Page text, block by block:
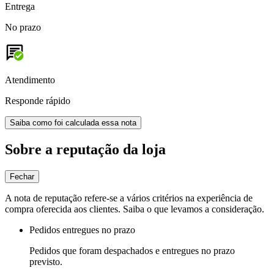
Entrega
No prazo
Atendimento
Responde rápido
Saiba como foi calculada essa nota
Sobre a reputação da loja
Fechar
A nota de reputação refere-se a vários critérios na experiência de
compra oferecida aos clientes. Saiba o que levamos a consideração.
Pedidos entregues no prazo
Pedidos que foram despachados e entregues no prazo
previsto.